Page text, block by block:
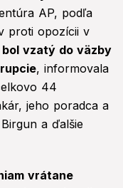
AP, podľa
proti opozícii v
bol vzatý do väzby
, informovala
44
jeho poradca a
a ďalšie
vrátane